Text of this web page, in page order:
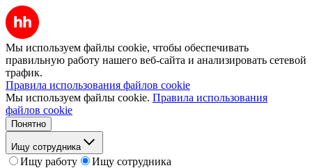
Мы используем файлы cookie, чтобы обеспечивать
правильную работу нашего веб-сайта и анализировать сетевой
трафик.
Правила использования файлов cookie
Мы используем файлы cookie. Правила использования
файлов cookie
Понятно
Ищу сотрудника
Ищу работу
Ищу сотрудника